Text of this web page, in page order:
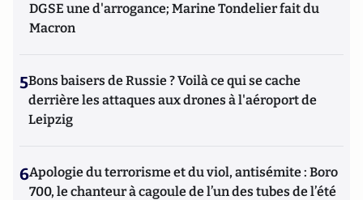
DGSE une d'arrogance; Marine Tondelier fait du
Macron
5Bons baisers de Russie ? Voilà ce qui se cache
derrière les attaques aux drones à l'aéroport de
Leipzig
6Apologie du terrorisme et du viol, antisémite : Boro
700, le chanteur à cagoule de l’un des tubes de l’été